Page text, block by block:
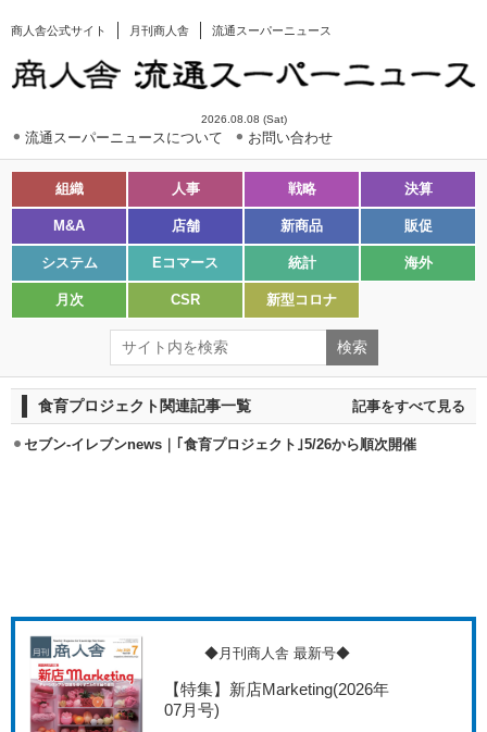
商人舎公式サイト 月刊商人舎 流通スーパーニュース
2026.08.08 (Sat)
流通スーパーニュースについて お問い合わせ
組織 人事 戦略 決算
M&A 店舗 新商品 販促
システム Eコマース 統計 海外
月次 CSR 新型コロナ
食育プロジェクト関連記事一覧 記事をすべて見る
セブン‐イレブンnews｜｢食育プロジェクト｣5/26から順次開催
◆月刊商人舎 最新号◆
【特集】新店Marketing(2026年
07月号)